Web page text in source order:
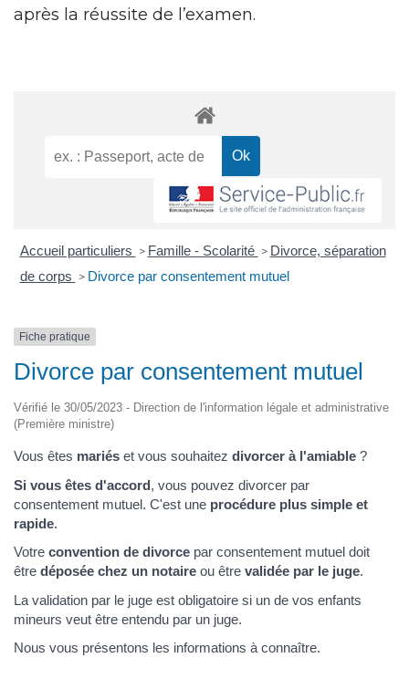
après la réussite de l’examen.
Accueil particuliers > Famille - Scolarité > Divorce, séparation
de corps > Divorce par consentement mutuel
Fiche pratique
Divorce par consentement mutuel
Vérifié le 30/05/2023 - Direction de l'information légale et administrative
(Première ministre)
Vous êtes mariés et vous souhaitez divorcer à l'amiable ?
Si vous êtes d'accord, vous pouvez divorcer par
consentement mutuel. C'est une procédure plus simple et
rapide.
Votre convention de divorce par consentement mutuel doit
être déposée chez un notaire ou être validée par le juge.
La validation par le juge est obligatoire si un de vos enfants
mineurs veut être entendu par un juge.
Nous vous présentons les informations à connaître.